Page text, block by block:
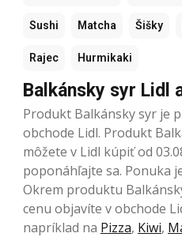
Sushi Matcha Šišky
Rajec Hurmikaki
Balkánsky syr Lidl
Produkt Balkánsky syr je
obchode Lidl. Produkt
môžete v Lidl kúpiť od
poponáhľajte sa. Ponuka
Okrem produktu
cenu objavíte v obchode
napríklad na Pizza, Kiwi,